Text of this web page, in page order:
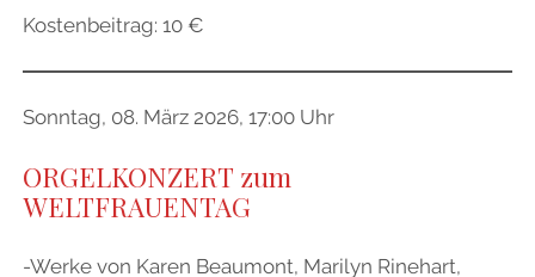
Kostenbeitrag: 10 €
Sonntag, 08. März 2026, 17:00 Uhr
ORGELKONZERT zum
WELTFRAUENTAG
-Werke von Karen Beaumont, Marilyn Rinehart,